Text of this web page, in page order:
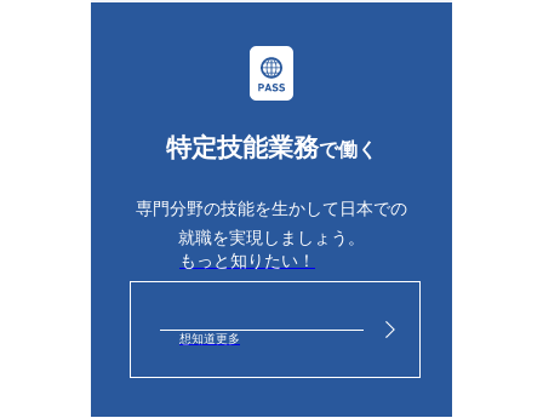
特定技能業務で働く
専門分野の技能を生かして日本での
就職を実現しましょう。
もっと知りたい！
想知道更多